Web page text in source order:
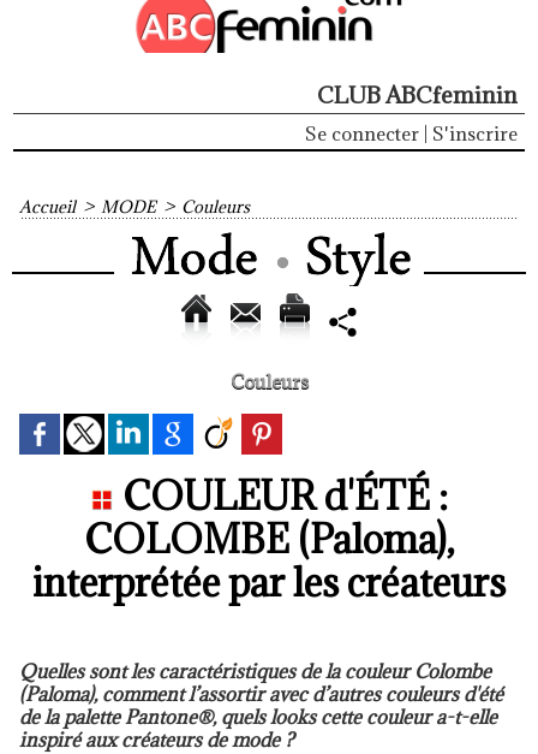
CLUB ABCfeminin
Se connecter S'inscrire
Accueil > MODE > Couleurs
Couleurs
COULEUR d'ÉTÉ :
COLOMBE (Paloma),
interprétée par les créateurs
Quelles sont les caractéristiques de la couleur Colombe
(Paloma), comment l’assortir avec d’autres couleurs d'été
de la palette Pantone®, quels looks cette couleur a-t-elle
inspiré aux créateurs de mode ?